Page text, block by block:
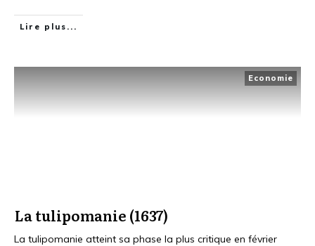
Lire plus...
Economie
La tulipomanie (1637)
La tulipomanie atteint sa phase la plus critique en février